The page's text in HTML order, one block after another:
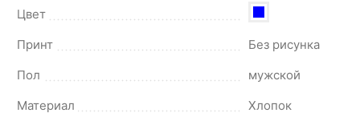
Цвет
Принт
Без рисунка
Пол
мужской
Материал
Хлопок